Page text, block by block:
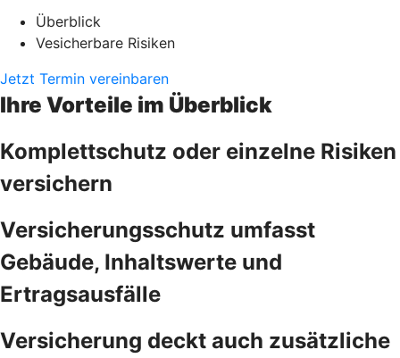
Überblick
Vesicherbare Risiken
Jetzt Termin vereinbaren
Ihre Vorteile im Überblick
Komplettschutz oder einzelne Risiken
versichern
Versicherungsschutz umfasst
Gebäude, Inhaltswerte und
Ertragsausfälle
Versicherung deckt auch zusätzliche